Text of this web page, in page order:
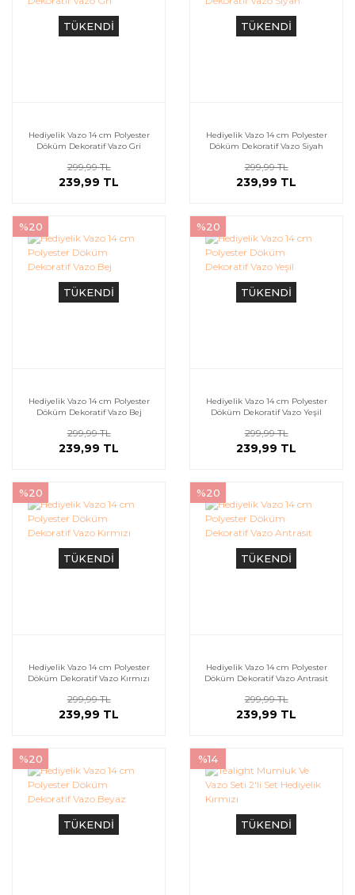
TÜKENDİ
Hediyelik Vazo 14 cm Polyester
Döküm Dekoratif Vazo Gri
299,99 TL
239,99 TL
TÜKENDİ
Hediyelik Vazo 14 cm Polyester
Döküm Dekoratif Vazo Siyah
299,99 TL
239,99 TL
TÜKENDİ
%20
Hediyelik Vazo 14 cm Polyester
Döküm Dekoratif Vazo Bej
299,99 TL
239,99 TL
TÜKENDİ
%20
Hediyelik Vazo 14 cm Polyester
Döküm Dekoratif Vazo Yeşil
299,99 TL
239,99 TL
TÜKENDİ
%20
Hediyelik Vazo 14 cm Polyester
Döküm Dekoratif Vazo Kırmızı
299,99 TL
239,99 TL
TÜKENDİ
%20
Hediyelik Vazo 14 cm Polyester
Döküm Dekoratif Vazo Antrasit
299,99 TL
239,99 TL
TÜKENDİ
%20
TÜKENDİ
%14